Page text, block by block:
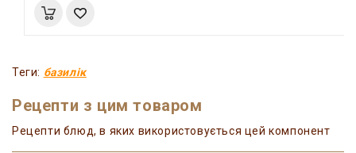
Теги: базилік
Рецепти з цим товаром
Рецепти блюд, в яких використовується цей компонент